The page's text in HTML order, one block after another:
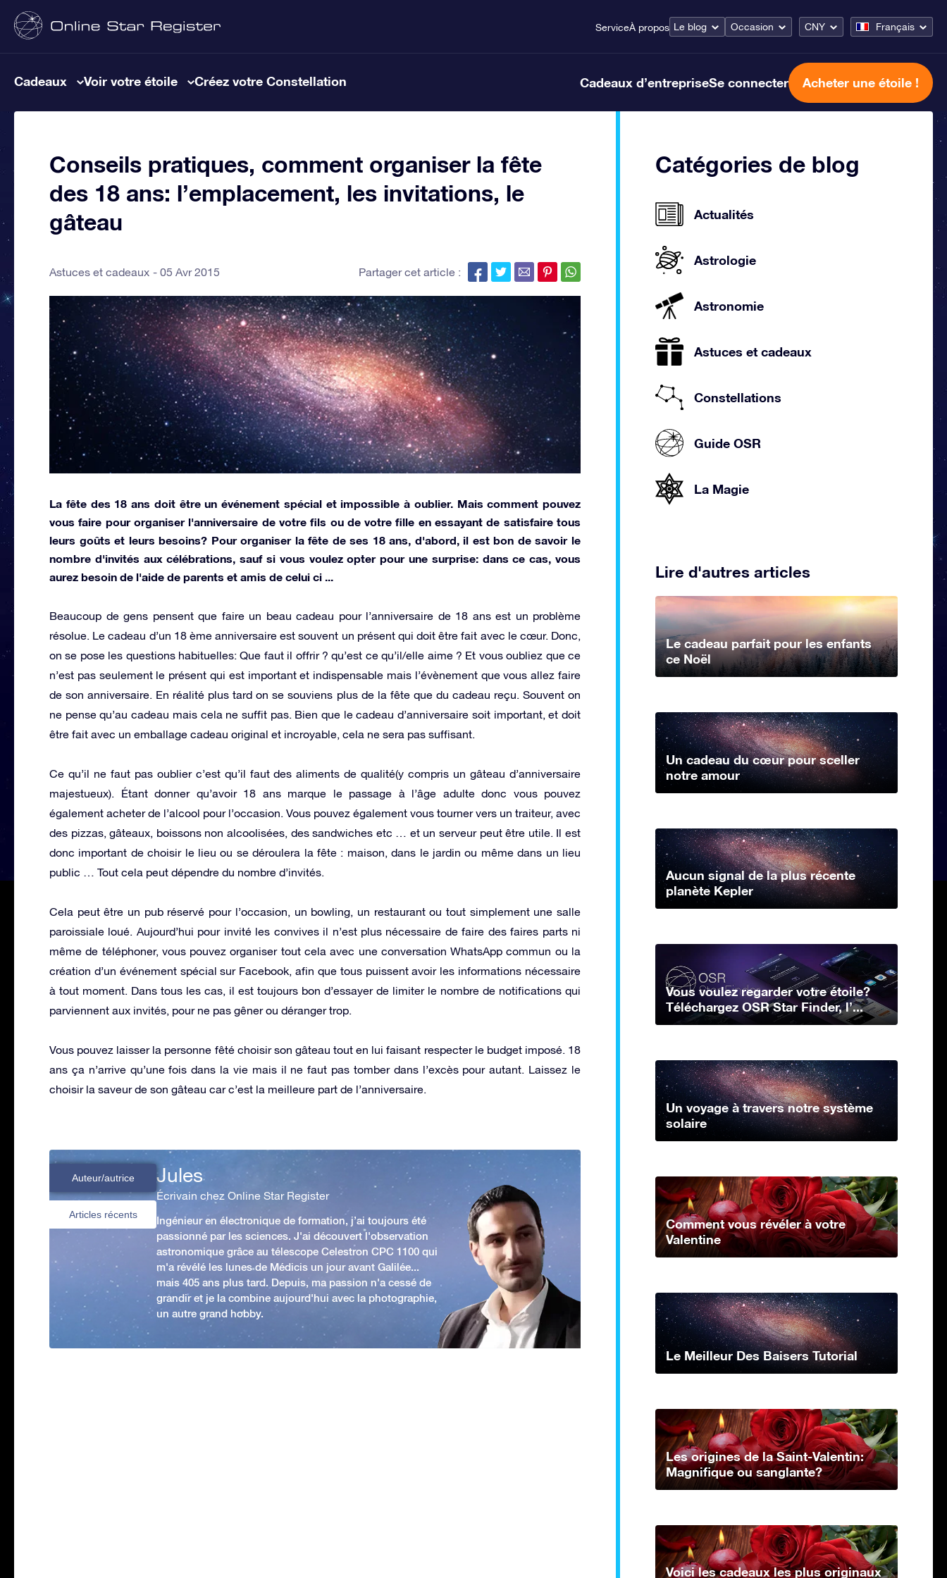
ServiceÀ propos Le blog Occasion CNY Français
Cadeaux Voir votre étoile Créez votre Constellation Cadeaux d’entrepriseSe connecter Acheter une étoile !
Conseils pratiques, comment organiser la fête
des 18 ans: l’emplacement, les invitations, le
gâteau
Astuces et cadeaux 05 Avr 2015 Partager cet article :
La fête des 18 ans doit être un événement spécial et impossible à oublier. Mais comment pouvez
vous faire pour organiser l'anniversaire de votre fils ou de votre fille en essayant de satisfaire tous
leurs goûts et leurs besoins? Pour organiser la fête de ses 18 ans, d'abord, il est bon de savoir le
nombre d'invités aux célébrations, sauf si vous voulez opter pour une surprise: dans ce cas, vous
aurez besoin de l'aide de parents et amis de celui ci ...
Beaucoup de gens pensent que faire un beau cadeau pour l’anniversaire de 18 ans est un problème
résolue. Le cadeau d’un 18 ème anniversaire est souvent un présent qui doit être fait avec le cœur. Donc,
on se pose les questions habituelles: Que faut il offrir ? qu’est ce qu’il/elle aime ? Et vous oubliez que ce
n’est pas seulement le présent qui est important et indispensable mais l’évènement que vous allez faire
de son anniversaire. En réalité plus tard on se souviens plus de la fête que du cadeau reçu. Souvent on
ne pense qu’au cadeau mais cela ne suffit pas. Bien que le cadeau d’anniversaire soit important, et doit
être fait avec un emballage cadeau original et incroyable, cela ne sera pas suffisant.
Ce qu’il ne faut pas oublier c’est qu’il faut des aliments de qualité(y compris un gâteau d’anniversaire
majestueux). Étant donner qu’avoir 18 ans marque le passage à l’âge adulte donc vous pouvez
également acheter de l’alcool pour l’occasion. Vous pouvez également vous tourner vers un traiteur, avec
des pizzas, gâteaux, boissons non alcoolisées, des sandwiches etc … et un serveur peut être utile. Il est
donc important de choisir le lieu ou se déroulera la fête : maison, dans le jardin ou même dans un lieu
public … Tout cela peut dépendre du nombre d’invités.
Cela peut être un pub réservé pour l’occasion, un bowling, un restaurant ou tout simplement une salle
paroissiale loué. Aujourd’hui pour invité les convives il n’est plus nécessaire de faire des faires parts ni
même de téléphoner, vous pouvez organiser tout cela avec une conversation WhatsApp commun ou la
création d’un événement spécial sur Facebook, afin que tous puissent avoir les informations nécessaire
à tout moment. Dans tous les cas, il est toujours bon d’essayer de limiter le nombre de notifications qui
parviennent aux invités, pour ne pas gêner ou déranger trop.
Vous pouvez laisser la personne fêté choisir son gâteau tout en lui faisant respecter le budget imposé. 18
ans ça n’arrive qu’une fois dans la vie mais il ne faut pas tomber dans l’excès pour autant. Laissez le
choisir la saveur de son gâteau car c’est la meilleure part de l’anniversaire.
Auteur/autrice
Articles récents
Jules
Écrivain chez Online Star Register
Ingénieur en électronique de formation, j’ai toujours été
passionné par les sciences. J'ai découvert l'observation
astronomique grâce au télescope Celestron CPC 1100 qui
m'a révélé les lunes de Médicis un jour avant Galilée...
mais 405 ans plus tard. Depuis, ma passion n'a cessé de
grandir et je la combine aujourd'hui avec la photographie,
un autre grand hobby.
Catégories de blog
Actualités
Astrologie
Astronomie
Astuces et cadeaux
Constellations
Guide OSR
La Magie
Lire d'autres articles
Le cadeau parfait pour les enfants
ce Noël
Un cadeau du cœur pour sceller
notre amour
Aucun signal de la plus récente
planète Kepler
Vous voulez regarder votre étoile?
Téléchargez OSR Star Finder, l’...
Un voyage à travers notre système
solaire
Comment vous révéler à votre
Valentine
Le Meilleur Des Baisers Tutorial
Les origines de la Saint-Valentin:
Magnifique ou sanglante?
Voici les cadeaux les plus originaux